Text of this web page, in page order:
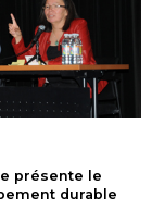
présente le
durable